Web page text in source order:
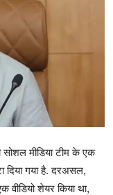
सोशल मीडिया टीम के एक
दिया गया है. दरअसल,
वीडियो शेयर किया था,